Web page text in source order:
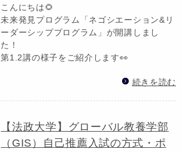
こんにちは🌻
未来発見プログラム「ネゴシエーション&リ
ーダーシッププログラム」が開講しまし
た！
第1.2講の様子をご紹介します👀
続きを読む
【法政大学】グローバル教養学部
（GIS）自己推薦入試の方式・ポ